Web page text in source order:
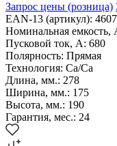
Запрос цены (розница)
EAN-13 (артикул):
Номинальная емкость,
Пусковой ток, А: 680
Полярность: Прямая
Технология: Са/Са
Длина, мм.: 278
Ширина, мм.: 175
Высота, мм.: 190
Гарантия, мес.: 24